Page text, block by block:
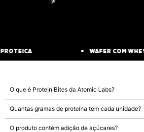
O que é Protein Bites da Atomic Labs?
Quantas gramas de proteína tem cada unidade?
O produto contém adição de açúcares?
WAFER COM WHEY